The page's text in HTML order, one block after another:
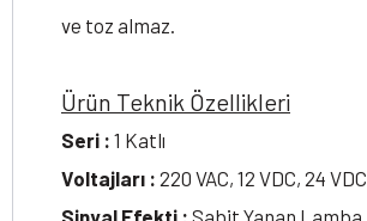
ve toz almaz.
Ürün Teknik Özellikleri
Seri : 1 Katlı
Voltajları : 220 VAC, 12 VDC, 24 VDC
Sinyal Efekti : Sabit Yanan Lamba